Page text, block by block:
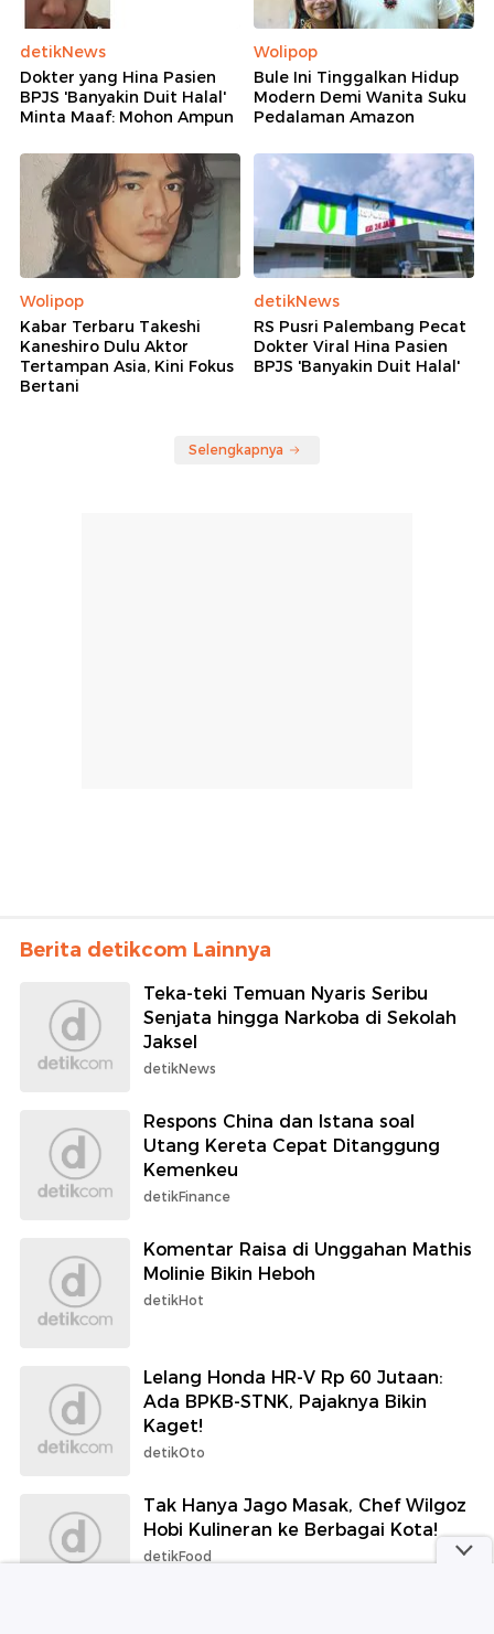
detikNews
Dokter yang Hina Pasien
BPJS 'Banyakin Duit Halal'
Minta Maaf: Mohon Ampun
Wolipop
Bule Ini Tinggalkan Hidup
Modern Demi Wanita Suku
Pedalaman Amazon
Wolipop
Kabar Terbaru Takeshi
Kaneshiro Dulu Aktor
Tertampan Asia, Kini Fokus
Bertani
detikNews
RS Pusri Palembang Pecat
Dokter Viral Hina Pasien
BPJS 'Banyakin Duit Halal'
Selengkapnya
Berita detikcom Lainnya
Teka-teki Temuan Nyaris Seribu
Senjata hingga Narkoba di Sekolah
Jaksel
detikNews
Respons China dan Istana soal
Utang Kereta Cepat Ditanggung
Kemenkeu
detikFinance
Komentar Raisa di Unggahan Mathis
Molinie Bikin Heboh
detikHot
Lelang Honda HR-V Rp 60 Jutaan:
Ada BPKB-STNK, Pajaknya Bikin
Kaget!
detikOto
Tak Hanya Jago Masak, Chef Wilgoz
Hobi Kulineran ke Berbagai Kota!
detikFood